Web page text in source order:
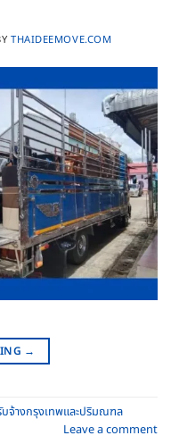
THAIDEEMOVE.COM
→
จ้างกรุงเทพและปริมณฑล
Leave a comment